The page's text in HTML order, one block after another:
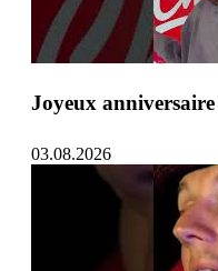
Joyeux
03.08.2026